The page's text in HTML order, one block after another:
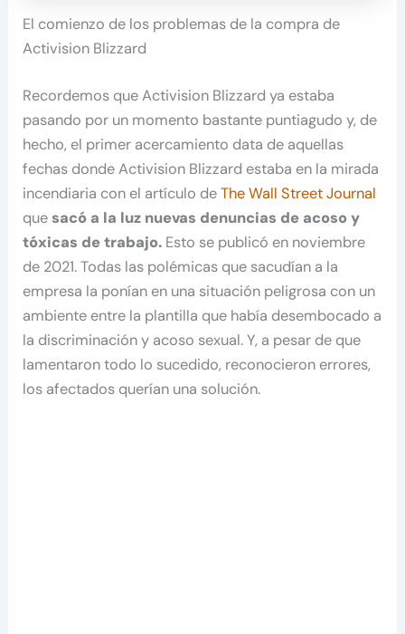
El comienzo de los problemas de la compra de
Activision Blizzard
Recordemos que Activision Blizzard ya estaba
pasando por un momento bastante puntiagudo y, de
hecho, el primer acercamiento data de aquellas
fechas donde Activision Blizzard estaba en la mirada
incendiaria con el artículo deThe Wall Street Journal
quesacó a la luz nuevas denuncias de acoso y
tóxicas de trabajo. Esto se publicó en noviembre
de 2021. Todas las polémicas que sacudían a la
empresa la ponían en una situación peligrosa con un
ambiente entre la plantilla que había desembocado a
la discriminación y acoso sexual. Y, a pesar de que
lamentaron todo lo sucedido, reconocieron errores,
los afectados querían una solución.